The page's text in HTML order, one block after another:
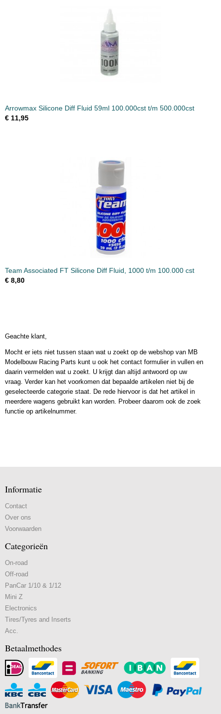
Arrowmax Silicone Diff Fluid 59ml 100.000cst t/m 500.000cst
€ 11,95
Team Associated FT Silicone Diff Fluid, 1000 t/m 100.000 cst
€ 8,80
Geachte klant,
Mocht er iets niet tussen staan wat u zoekt op de webshop van MB
Modelbouw Racing Parts kunt u ook het contact formulier in vullen en
daarin vermelden wat u zoekt. U krijgt dan altijd antwoord op uw
vraag. Verder kan het voorkomen dat bepaalde artikelen niet bij de
geselecteerde categorie staat. De rede hiervoor is dat het artikel in
meerdere wagens gebruikt kan worden. Probeer daarom ook de zoek
functie op artikelnummer.
Informatie
Contact
Over ons
Voorwaarden
Categorieën
On-road
Off-road
PanCar 1/10 & 1/12
Mini Z
Electronics
Tires/Tyres and Inserts
Acc.
Betaalmethodes